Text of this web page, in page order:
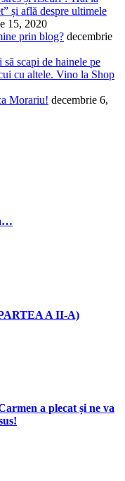
și află despre ultimele
15, 2020
prin blog? decembrie
scapi de hainele pe
cu altele. Vino la Shop
Morariu! decembrie 6,
A II-A)
a plecat și ne va